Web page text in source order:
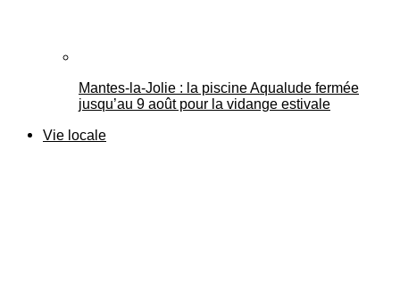
Mantes-la-Jolie : la piscine Aqualude fermée
jusqu’au 9 août pour la vidange estivale
Vie locale